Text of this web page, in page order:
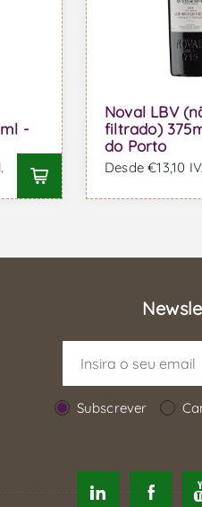
-
Noval LBV
filtrado)
do Porto
Desde €13,10
Subscrever